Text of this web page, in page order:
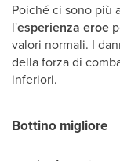
Poiché ci sono più
l'esperienza eroe
valori normali. I
della forza di
inferiori.
Bottino migliore